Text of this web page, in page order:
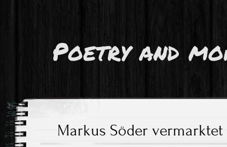
Poetry and
Markus Söder